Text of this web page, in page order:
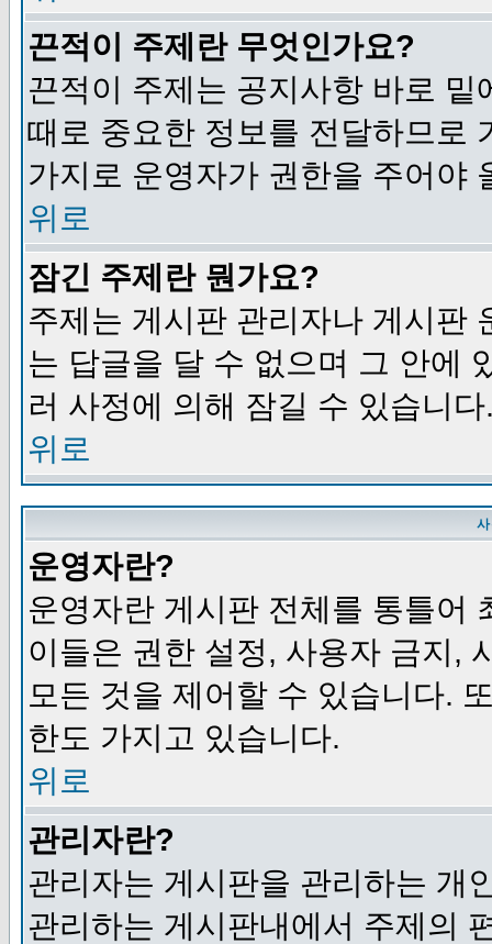
끈적이 주제란 무엇인가요?
끈적이 주제는 공지사항 바로
때로 중요한 정보를 전달하므로
가지로 운영자가 권한을 주어야
위로
잠긴 주제란 뭔가요?
주제는 게시판 관리자나 게시판
는 답글을 달 수 없으며 그 안에
러 사정에 의해 잠길 수 있습니다
위로
운영자란?
운영자란 게시판 전체를 통틀어
이들은 권한 설정, 사용자 금지,
모든 것을 제어할 수 있습니다.
한도 가지고 있습니다.
위로
관리자란?
관리자는 게시판을 관리하는 개
관리하는 게시판내에서 주제의